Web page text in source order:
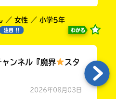
／ 女性 ／ 小学5年
注目 !! わかる
ンネル『魔界
スタ
2026年08月03日